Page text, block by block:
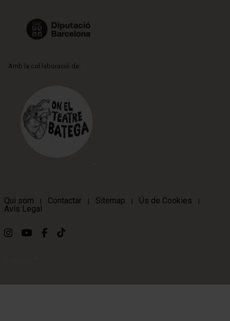
Amb la col·laboració de:
Qui som | Contactar | Sitemap | Ús de Cookies |
Avís Legal
Link a instagram
Link a youtube
Link a facebook
Link a ticktok